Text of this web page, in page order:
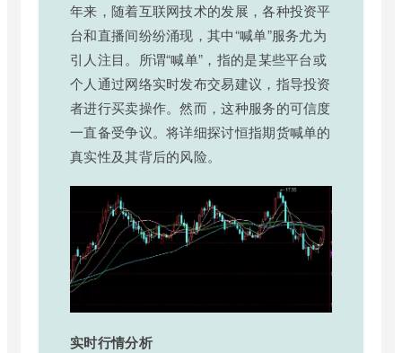
年来，随着互联网技术的发展，各种投资平
台和直播间纷纷涌现，其中“喊单”服务尤为
引人注目。所谓“喊单”，指的是某些平台或
个人通过网络实时发布交易建议，指导投资
者进行买卖操作。然而，这种服务的可信度
一直备受争议。将详细探讨恒指期货喊单的
真实性及其背后的风险。
实时行情分析